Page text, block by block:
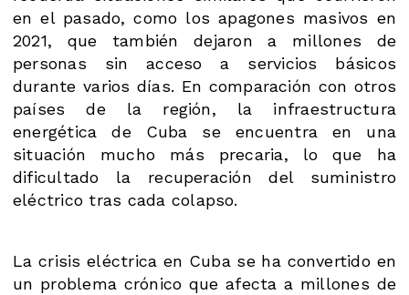
en el pasado, como los apagones masivos en
2021, que también dejaron a millones de
personas sin acceso a servicios básicos
durante varios días. En comparación con otros
países de la región, la infraestructura
energética de Cuba se encuentra en una
situación mucho más precaria, lo que ha
dificultado la recuperación del suministro
eléctrico tras cada colapso.
La crisis eléctrica en Cuba se ha convertido en
un problema crónico que afecta a millones de